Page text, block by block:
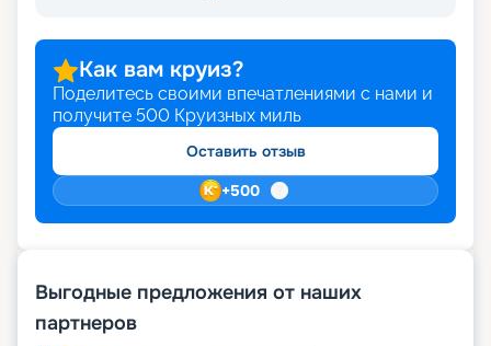
Как вам круиз?
Поделитесь своими впечатлениями с нами и
получите 500 Круизных миль
Оставить отзыв
+500
Выгодные предложения от наших
партнеров